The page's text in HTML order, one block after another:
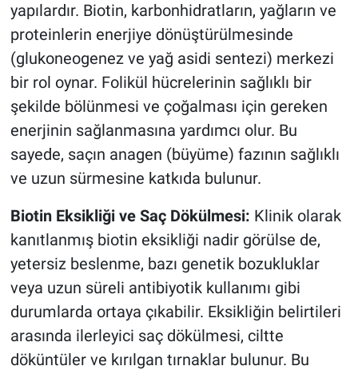
yapılardır. Biotin, karbonhidratların, yağların ve
proteinlerin enerjiye dönüştürülmesinde
(glukoneogenez ve yağ asidi sentezi) merkezi
bir rol oynar. Folikül hücrelerinin sağlıklı bir
şekilde bölünmesi ve çoğalması için gereken
enerjinin sağlanmasına yardımcı olur. Bu
sayede, saçın anagen (büyüme) fazının sağlıklı
ve uzun sürmesine katkıda bulunur.
Biotin Eksikliği ve Saç Dökülmesi: Klinik olarak
kanıtlanmış biotin eksikliği nadir görülse de,
yetersiz beslenme, bazı genetik bozukluklar
veya uzun süreli antibiyotik kullanımı gibi
durumlarda ortaya çıkabilir. Eksikliğin belirtileri
arasında ilerleyici saç dökülmesi, ciltte
döküntüler ve kırılgan tırnaklar bulunur. Bu